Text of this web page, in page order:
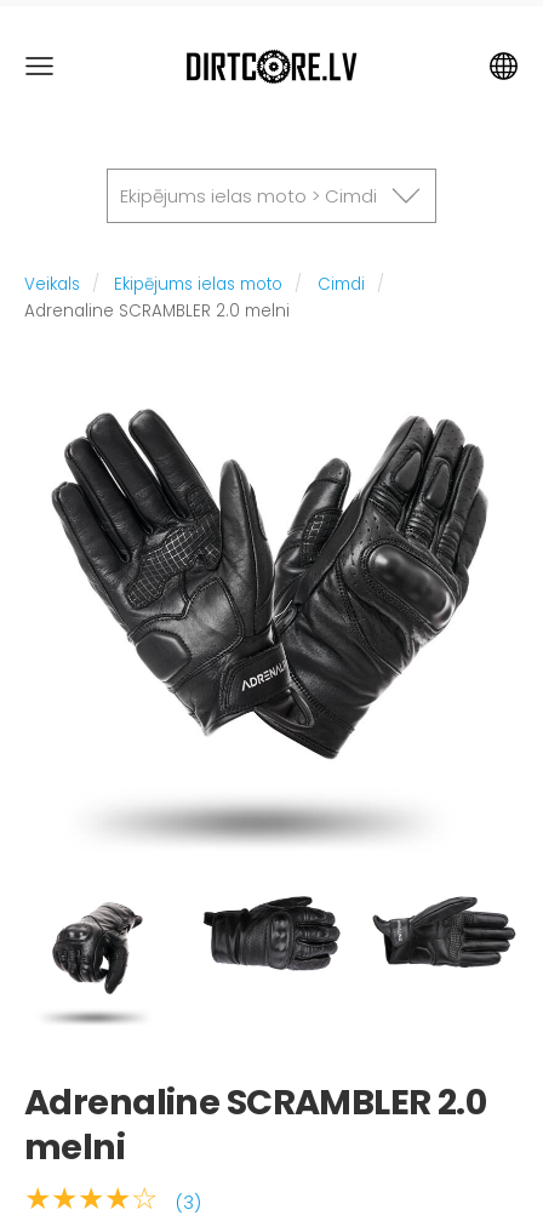
Ekipējums ielas moto > Cimdi
Veikals Ekipējums ielas moto
Cimdi
Adrenaline SCRAMBLER 2.0 melni
Adrenaline SCRAMBLER 2.0
melni
★★★★☆ (3)